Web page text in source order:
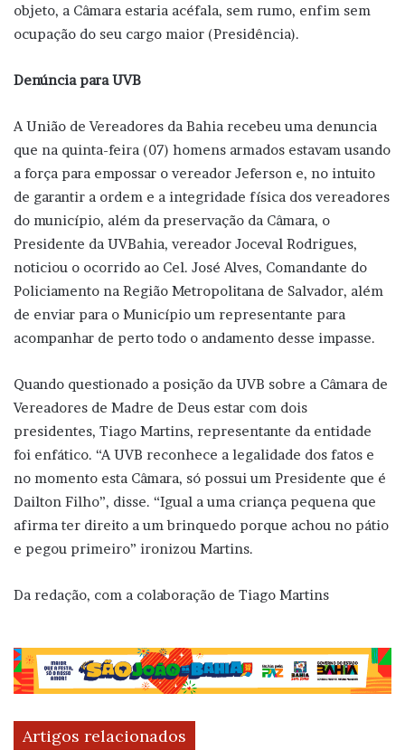
objeto, a Câmara estaria acéfala, sem rumo, enfim sem
ocupação do seu cargo maior (Presidência).
Denúncia para UVB
A União de Vereadores da Bahia recebeu uma denuncia
que na quinta-feira (07) homens armados estavam usando
a força para empossar o vereador Jeferson e, no intuito
de garantir a ordem e a integridade física dos vereadores
do município, além da preservação da Câmara, o
Presidente da UVBahia, vereador Joceval Rodrigues,
noticiou o ocorrido ao Cel. José Alves, Comandante do
Policiamento na Região Metropolitana de Salvador, além
de enviar para o Município um representante para
acompanhar de perto todo o andamento desse impasse.
Quando questionado a posição da UVB sobre a Câmara de
Vereadores de Madre de Deus estar com dois
presidentes, Tiago Martins, representante da entidade
foi enfático. “A UVB reconhece a legalidade dos fatos e
no momento esta Câmara, só possui um Presidente que é
Dailton Filho”, disse. “Igual a uma criança pequena que
afirma ter direito a um brinquedo porque achou no pátio
e pegou primeiro” ironizou Martins.
Da redação, com a colaboração de Tiago Martins
Artigos relacionados